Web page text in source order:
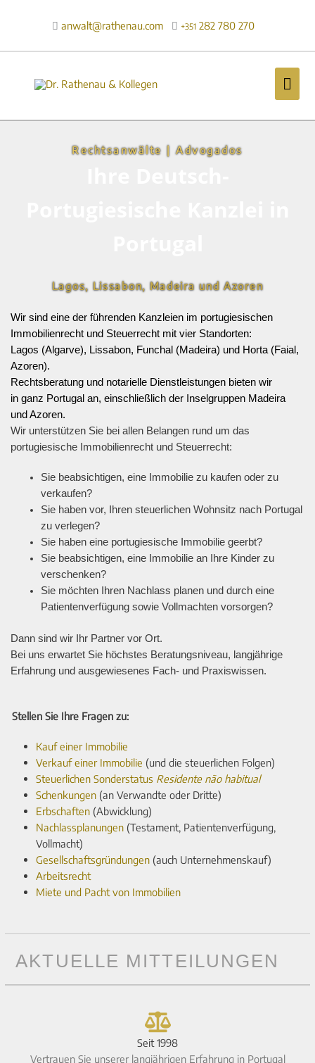
 anwalt@rathenau.com +351 282 780 270
Rechtsanwälte | Advogados
Lagos, Lissabon, Madeira und Azoren
Wir sind eine der führenden Kanzleien im portugiesischen
Immobilienrecht und Steuerrecht mit vier Standorten:
Lagos (Algarve), Lissabon, Funchal (Madeira) und Horta (Faial,
Azoren).
Rechtsberatung und notarielle Dienstleistungen bieten wir
in ganz Portugal an, einschließlich der Inselgruppen Madeira
und Azoren.
Wir unterstützen Sie bei allen Belangen rund um das
portugiesische Immobilienrecht und Steuerrecht:
Sie beabsichtigen, eine Immobilie zu kaufen oder zu
verkaufen?
Sie haben vor, Ihren steuerlichen Wohnsitz nach Portugal
zu verlegen?
Sie haben eine portugiesische Immobilie geerbt?
Sie beabsichtigen, eine Immobilie an Ihre Kinder zu
verschenken?
Sie möchten Ihren Nachlass planen und durch eine
Patientenverfügung sowie Vollmachten vorsorgen?
Dann sind wir Ihr Partner vor Ort.
Bei uns erwartet Sie höchstes Beratungsniveau, langjährige
Erfahrung und ausgewiesenes Fach- und Praxiswissen.
Stellen Sie Ihre Fragen zu:
Kauf einer Immobilie
Verkauf einer Immobilie (und die steuerlichen Folgen)
Steuerlichen Sonderstatus Residente não habitual
Schenkungen (an Verwandte oder Dritte)
Erbschaften (Abwicklung)
Nachlassplanungen (Testament, Patientenverfügung,
Vollmacht)
Gesellschaftsgründungen (auch Unternehmenskauf)
Arbeitsrecht
Miete und Pacht von Immobilien
AKTUELLE MITTEILUNGEN
Seit 1998
Vertrauen Sie unserer langjährigen Erfahrung in Portugal